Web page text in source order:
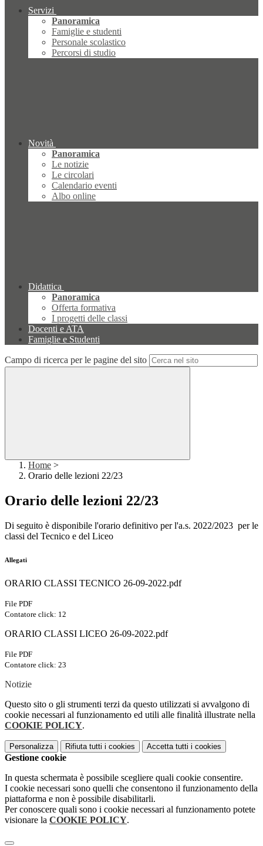
Servizi
Panoramica
Famiglie e studenti
Personale scolastico
Percorsi di studio
Novità
Panoramica
Le notizie
Le circolari
Calendario eventi
Albo online
Didattica
Panoramica
Offerta formativa
I progetti delle classi
Docenti e ATA
Famiglie e Studenti
Campo di ricerca per le pagine del sito
Home >
Orario delle lezioni 22/23
Orario delle lezioni 22/23
Di seguito è disponibile l'orario definitivo per l'a.s. 2022/2023 per le
classi del Tecnico e del Liceo
Allegati
ORARIO CLASSI TECNICO 26-09-2022.pdf
File PDF
Contatore click: 12
ORARIO CLASSI LICEO 26-09-2022.pdf
File PDF
Contatore click: 23
Notizie
Questo sito o gli strumenti terzi da questo utilizzati si avvalgono di
cookie necessari al funzionamento ed utili alle finalità illustrate nella
COOKIE POLICY.
Personalizza Rifiuta tutti i cookies Accetta tutti i cookies
Gestione cookie
In questa schermata è possibile scegliere quali cookie consentire.
I cookie necessari sono quelli che consentono il funzionamento della
piattaforma e non è possibile disabilitarli.
Per conoscere quali sono i cookie necessari al funzionamento potete
visionare la COOKIE POLICY.